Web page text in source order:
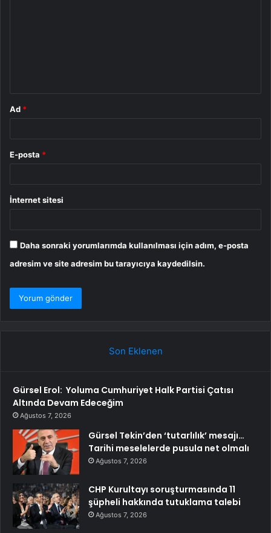
Ad *
E-posta *
İnternet sitesi
Daha sonraki yorumlarımda kullanılması için adım, e-posta
adresim ve site adresim bu tarayıcıya kaydedilsin.
Son Eklenen
Gürsel Erol: Yoluma Cumhuriyet Halk Partisi Çatısı
Altında Devam Edeceğim
Ağustos 7, 2026
Gürsel Tekin’den ‘tutarlılık’ mesajı…
Tarihi meselelerde pusula net olmalı
Ağustos 7, 2026
CHP Kurultayı soruşturmasında 11
şüpheli hakkında tutuklama talebi
Ağustos 7, 2026